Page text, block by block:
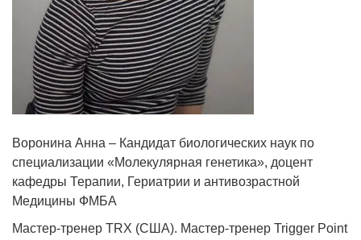
Воронина Анна – Кандидат биологических наук по
специализации «Молекулярная генетика», доцент
кафедры Терапии, Гериатрии и антивозрастной
Медицины ФМБА
Мастер-тренер TRX (США). Мастер-тренер Trigger Point